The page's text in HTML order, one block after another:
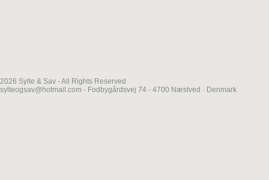
2026 Sylte & Sav - All Rights Reserved
sylteogsav@hotmail.com - Fodbygårdsvej 74 - 4700 Næstved · Denmark